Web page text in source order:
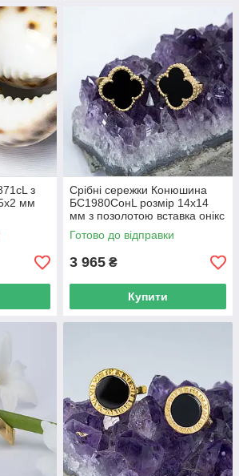
з
мм
Срібні сережки Конюшина
БС1980СонL розмір 14х14
мм з позолотою вставка онікс
вага 4.38 г
Готово до відправки
3 965 ₴
Купити